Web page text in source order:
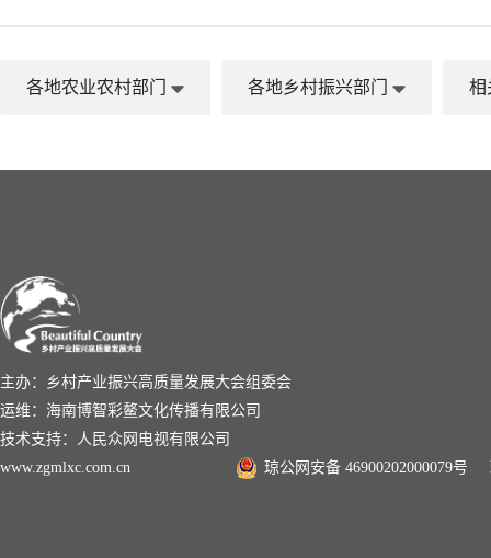
各地农业农村部门 各地乡村振兴部门 相
主办：乡村产业振兴高质量发展大会组委会
运维：海南博智彩鳌文化传播有限公司
技术支持：人民众网电视有限公司
www.zgmlxc.com.cn
琼公网安备 46900202000079号